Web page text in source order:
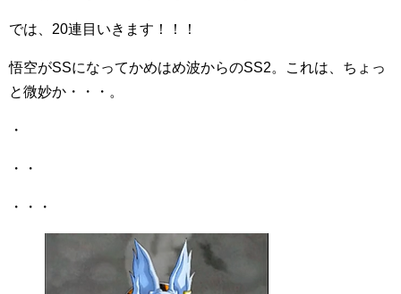
では、20連目いきます！！！
悟空がSSになってかめはめ波からのSS2。これは、ちょっ
と微妙か・・・。
・
・・
・・・